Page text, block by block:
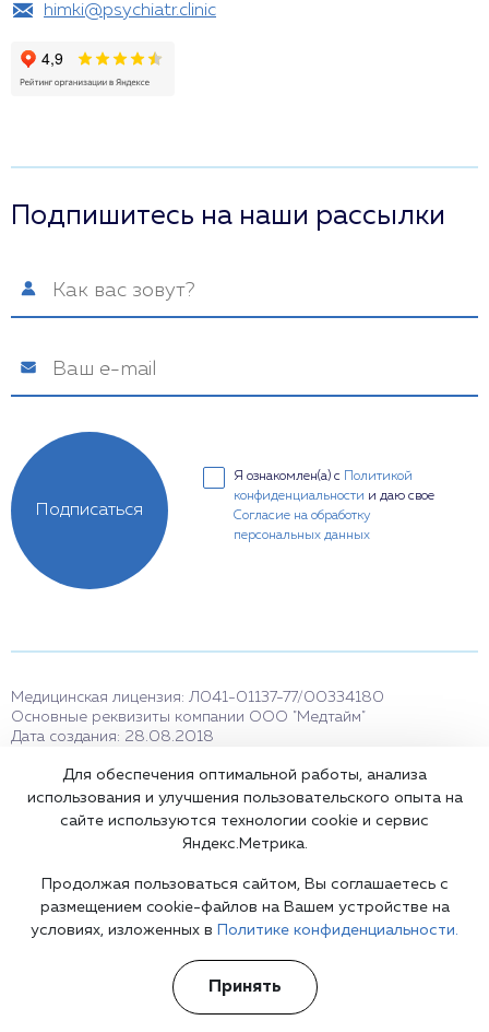
himki@psychiatr.clinic
Подпишитесь на наши рассылки
Я ознакомлен(а) с
Политикой
конфиденциальности и даю свое
Согласие на обработку
персональных данных
Подписаться
Медицинская лицензия: Л041-01137-77/00334180
Основные реквизиты компании ООО "Медтайм"
Дата создания: 28.08.2018
Вся информация на сайте не является публичной офертой,
постановки диагноза и назначения лечения.
Есть противопоказания, необходимо проконсультироваться с
врачом. Консультационные услуги, оказываемые по телефону,
мессенджерам и в соцсетях носят исключительно
информационный характер и не являются медицинскими
Оставаясь на сайте вы соглашаетесь на использование cookies.
Для обеспечения оптимальной работы, анализа
использования и улучшения пользовательского опыта на
сайте используются технологии cookie и сервис
Яндекс.Метрика.
Продолжая пользоваться сайтом, Вы соглашаетесь с
размещением cookie-файлов на Вашем устройстве на
условиях, изложенных в
Политике конфиденциальности.
Принять